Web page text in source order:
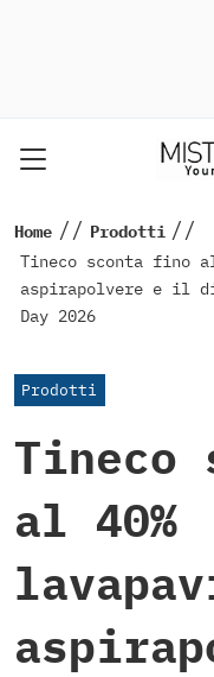
Home // Prodotti //
Tineco sconta fino
aspirapolvere e il
Day 2026
Prodotti
Tineco
al 40%